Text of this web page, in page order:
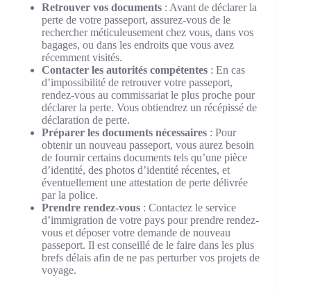
Retrouver vos documents : Avant de déclarer la
perte de votre passeport, assurez-vous de le
rechercher méticuleusement chez vous, dans vos
bagages, ou dans les endroits que vous avez
récemment visités.
Contacter les autorités compétentes : En cas
d’impossibilité de retrouver votre passeport,
rendez-vous au commissariat le plus proche pour
déclarer la perte. Vous obtiendrez un récépissé de
déclaration de perte.
Préparer les documents nécessaires : Pour
obtenir un nouveau passeport, vous aurez besoin
de fournir certains documents tels qu’une pièce
d’identité, des photos d’identité récentes, et
éventuellement une attestation de perte délivrée
par la police.
Prendre rendez-vous : Contactez le service
d’immigration de votre pays pour prendre rendez-
vous et déposer votre demande de nouveau
passeport. Il est conseillé de le faire dans les plus
brefs délais afin de ne pas perturber vos projets de
voyage.